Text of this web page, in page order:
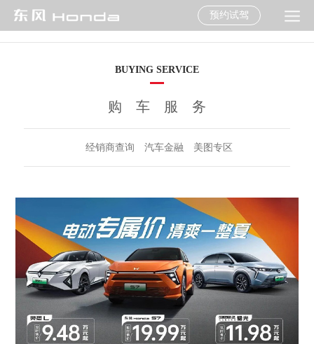
预约试驾
BUYING SERVICE
购车服务
经销商查询 汽车金融 美图专区